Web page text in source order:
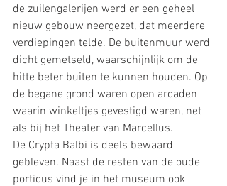
de zuilengalerijen werd er een geheel
nieuw gebouw neergezet, dat meerdere
verdiepingen telde. De buitenmuur werd
dicht gemetseld, waarschijnlijk om de
hitte beter buiten te kunnen houden. Op
de begane grond waren open arcaden
waarin winkeltjes gevestigd waren, net
als bij het Theater van Marcellus.
De Crypta Balbi is deels bewaard
gebleven. Naast de resten van de oude
porticus vind je in het museum ook